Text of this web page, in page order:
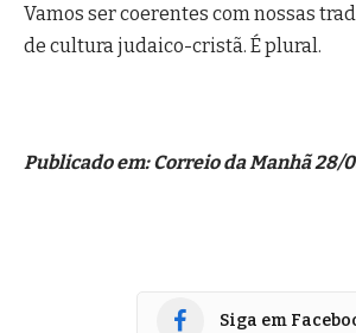
Vamos ser coerentes com nossas
de cultura judaico-cristã. É plural.
Publicado em: Correio da Manhã 28/
Siga em